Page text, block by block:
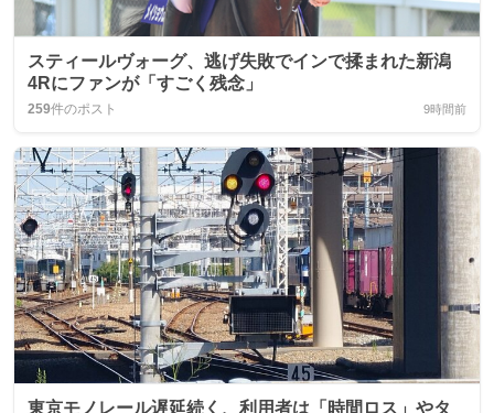
スティールヴォーグ、逃げ失敗でインで揉まれた新潟
4Rにファンが「すごく残念」
259件のポスト 9時間前
東京モノレール遅延続く、利用者は「時間ロス」やタ